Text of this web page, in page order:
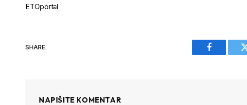
ETOportal
SHARE.
Facebook
NAPIŠITE KOMENTAR